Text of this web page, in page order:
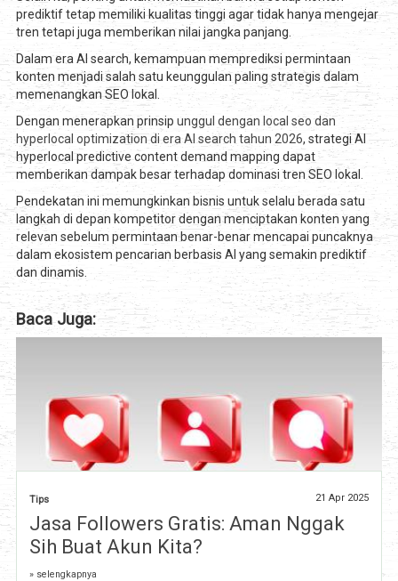
prediktif tetap memiliki kualitas tinggi agar tidak hanya mengejar
tren tetapi juga memberikan nilai jangka panjang.
Dalam era AI search, kemampuan memprediksi permintaan
konten menjadi salah satu keunggulan paling strategis dalam
memenangkan SEO lokal.
Dengan menerapkan prinsip unggul dengan local seo dan
hyperlocal optimization di era AI search tahun 2026, strategi AI
hyperlocal predictive content demand mapping dapat
memberikan dampak besar terhadap dominasi tren SEO lokal.
Pendekatan ini memungkinkan bisnis untuk selalu berada satu
langkah di depan kompetitor dengan menciptakan konten yang
relevan sebelum permintaan benar-benar mencapai puncaknya
dalam ekosistem pencarian berbasis AI yang semakin prediktif
dan dinamis.
Baca Juga:
Tips 21 Apr 2025
Jasa Followers Gratis: Aman Nggak
Sih Buat Akun Kita?
» selengkapnya